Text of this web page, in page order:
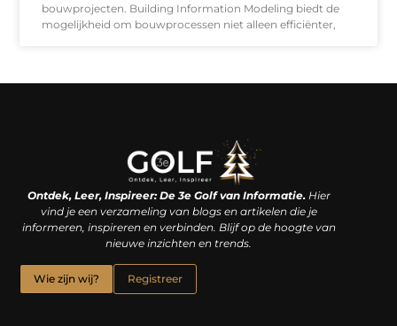
bouwprojecten. Building Information Modeling biedt de
mogelijkheid om bouwprocessen niet alleen efficiënter,
Ontdek, Leer, Inspireer: De 3e Golf van Informatie.Hier
vind je een verzameling van blogs en artikelen die je
informeren, inspireren en verbinden. Blijf op de hoogte van
nieuwe inzichten en trends.
Wie zijn wij? Registreer